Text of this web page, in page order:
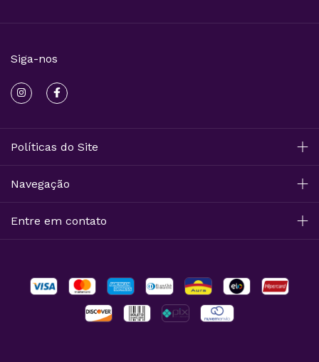
Siga-nos
Políticas do Site
Navegação
Entre em contato